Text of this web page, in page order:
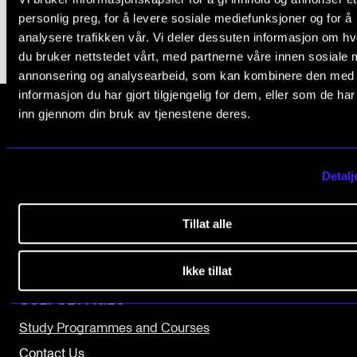
personlig preg, for å levere sosiale mediefunksjoner og for å
analysere trafikken vår. Vi deler dessuten informasjon om
du bruker nettstedet vårt, med partnerne våre innen sosiale
annonsering og analysearbeid, som kan kombinere den med
informasjon du har gjort tilgjengelig for dem, eller som de
inn gjennom din bruk av tjenestene deres.
Tillat alle
Ikke tillat
The Student Committee (SUT) (student.nmh.no)
NEWS
News and Stories
The Norwegian Academy of Music
post@nmh.no
USEFUL PAGES
Study Programmes and Courses
Contact Us